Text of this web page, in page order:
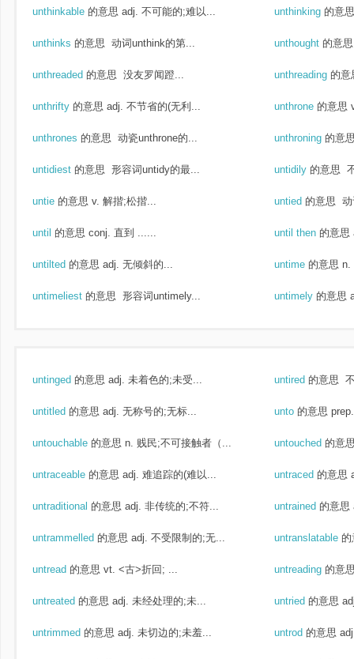
unthinkable 的意思 adj. 不可能的;难以... unthinking 的意思
unthinks 的意思 动词unthink的第... unthought 的意思
unthreaded 的意思 没友罗闻蹬... unthreading 的意
unthrifty 的意思 adj. 不节省的(无利... unthrone 的意思
unthrones 的意思 动瓷unthrone的... unthroning 的意
untidiest 的意思 形容词untidy的最... untidily 的意思
untie 的意思 v. 解揩;松揩... untied 的意思
until 的意思 conj. 直到 ...... until then 的意思
untilted 的意思 adj. 无倾斜的... untime 的意思 n.
untimeliest 的意思 形容词untimely... untimely 的意思
untinged 的意思 adj. 未着色的;未受... untired 的意思
untitled 的意思 adj. 无称号的;无标... unto 的意思
untouchable 的意思 n. 贱民;不可接触者（... untouched 的意
untraceable 的意思 adj. 难追踪的(难以... untraced 的意思
untraditional 的意思 adj. 非传统的;不符... untrained 的意思
untrammelled 的意思 adj. 不受限制的;无... untranslatable 的
untread 的意思 vt. <古>折回; ... untreading 的意
untreated 的意思 adj. 未经处理的;未... untried 的意思
untrimmed 的意思 adj. 未切边的;未羞... untrod 的意思